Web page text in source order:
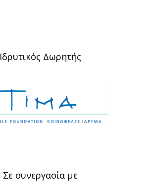
Ιδρυτικός Δωρητής
Σε συνεργασία με